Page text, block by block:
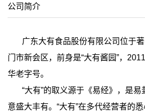
公司简介
广东大有食品股份有限公司位于
门市新会区，前身是“大有酱园”，
华老字号。
“大有”的取义源于《易经》，是
意盛大丰有。“大有”在多代经营者的